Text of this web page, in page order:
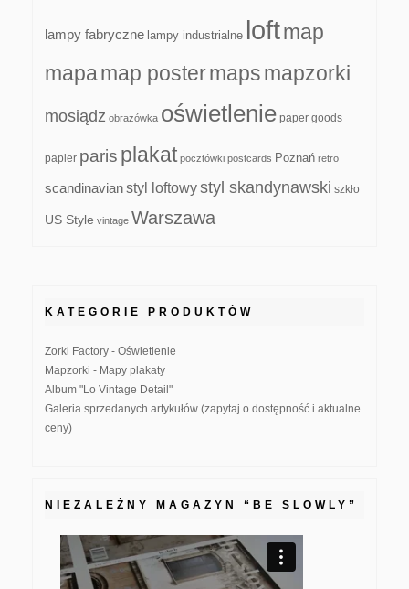
lampy fabryczne lampy industrialne loftmap
mapamap postermapsmapzorki
mosiądz obrazówka oświetlenie paper goods
papier paris plakat pocztówki postcards Poznań retro
scandinavianstyl loftowystyl skandynawski szkło
US Style vintage Warszawa
KATEGORIE PRODUKTÓW
Zorki Factory - Oświetlenie
Mapzorki - Mapy plakaty
Album "Lo Vintage Detail"
Galeria sprzedanych artykułów (zapytaj o dostępność i aktualne
ceny)
NIEZALEŻNY MAGAZYN “BE SLOWLY”